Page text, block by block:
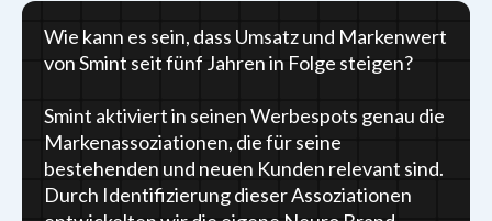
Wie kann es sein, dass Umsatz und Markenwert
von Smint seit fünf Jahren in Folge steigen?
Smint aktiviert in seinen Werbespots genau die
Markenassoziationen, die für seine
bestehenden und neuen Kunden relevant sind.
Durch Identifizierung dieser Assoziationen